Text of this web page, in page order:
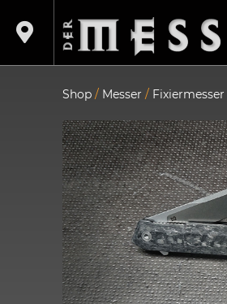
Shop / Messer / Fixiermesser